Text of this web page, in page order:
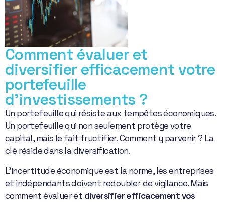
Comment évaluer et
diversifier efficacement votre
portefeuille
d’investissements ?
Un portefeuille qui résiste aux tempêtes économiques.
Un portefeuille qui non seulement protège votre
capital, mais le fait fructifier. Comment y parvenir ? La
clé réside dans la diversification.
L’incertitude économique est la norme, les entreprises
et indépendants doivent redoubler de vigilance. Mais
comment évaluer et diversifier efficacement vos